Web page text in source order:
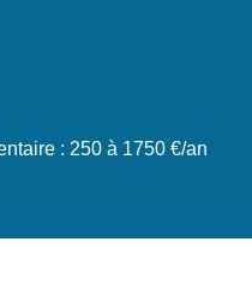
: 250 à 1750 €/an